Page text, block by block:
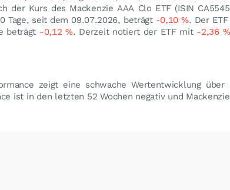
der Kurs des Mackenzie AAA Clo ETF (ISIN
Tage, seit dem 09.07.2026, beträgt -0,10%. Der
beträgt -0,12%. Derzeit notiert der ETF mit -2,36 %
zeigt eine schwache Wertentwicklung
ist in den letzten 52 Wochen negativ und